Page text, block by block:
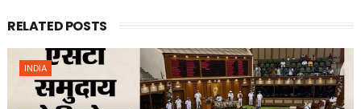
RELATED POSTS
INDIA